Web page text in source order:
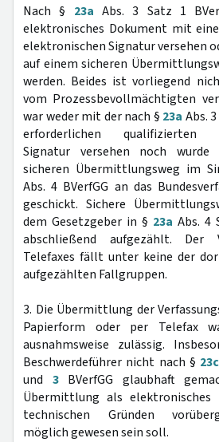
Nach § 23a Abs. 3 Satz 1
elektronisches Dokument mit
elektronischen Signatur versehen
auf einem sicheren
werden. Beides ist vorliegend
vom Prozessbevollmächtigten
war weder mit der nach § 23a Abs.
erforderlichen qualifizierten
Signatur versehen noch
sicheren Übermittlungsweg im
Abs. 4 BVerfGG an das
geschickt. Sichere
dem Gesetzgeber in § 23a Abs. 4
abschließend aufgezählt. Der
Telefaxes fällt unter keine der
aufgezählten Fallgruppen.
3. Die Übermittlung der
Papierform oder per Telefax
ausnahmsweise zulässig.
Beschwerdeführer nicht nach § 23c
und 3BVerfGG glaubhaft
Übermittlung als elektronisches
technischen Gründen
möglich gewesen sein soll.